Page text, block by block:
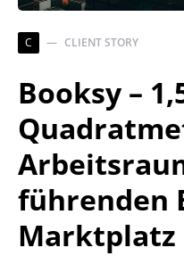
C CLIENT STORY
Booksy –
führenden
Marktplatz